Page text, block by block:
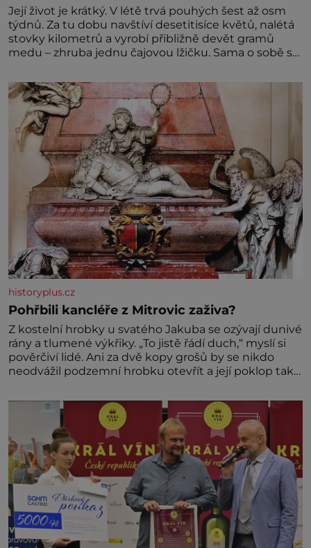
Její život je krátký. V létě trvá pouhých šest až osm
týdnů. Za tu dobu navštíví desetitisíce květů, nalétá
stovky kilometrů a vyrobí přibližně devět gramů
medu – zhruba jednu čajovou lžičku. Sama o sobě se
dalšími desítkami tisíc příslušnic svého včelstva,
vznikne jeden z nejdokonalejších organismů
historyplus.cz
Pohřbili kancléře z Mitrovic zaživa?
Z kostelní hrobky u svatého Jakuba se ozývají dunivé
rány a tlumené výkřiky. „To jistě řádí duch,“ myslí si
pověrčiví lidé. Ani za dvě kopy grošů by se nikdo
neodvážil podzemní hrobku otevřít a její poklop tak
divné burácení skutečně ustane. Když o mnoho let
později hrobku